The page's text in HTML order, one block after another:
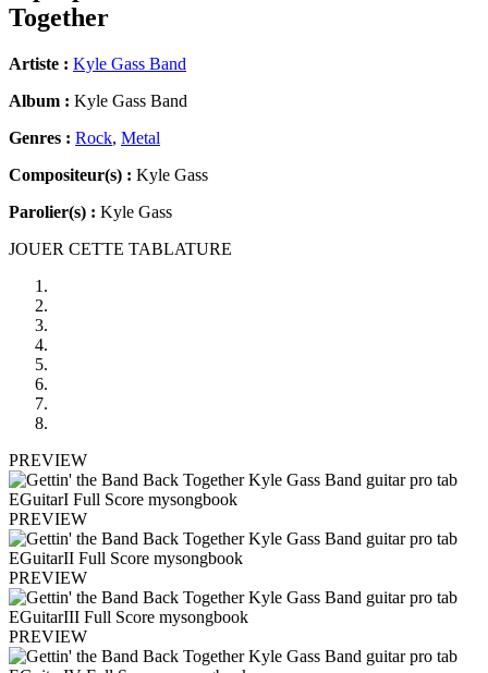
Together
Artiste : Kyle Gass Band
Album : Kyle Gass Band
Genres : Rock, Metal
Compositeur(s) : Kyle Gass
Parolier(s) : Kyle Gass
JOUER CETTE TABLATURE
PREVIEW
PREVIEW
PREVIEW
PREVIEW